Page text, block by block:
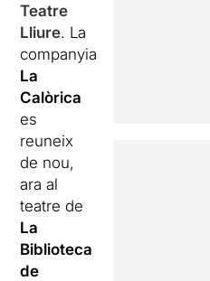
Teatre
Lliure. La
companyia
La
Calòrica
es
reuneix
de nou,
ara al
teatre de
La
Biblioteca
de